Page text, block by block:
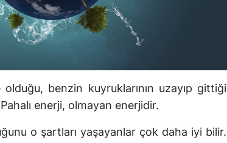
benzin kuyruklarının uzayıp gittiği
enerji, olmayan enerjidir.
o şartları yaşayanlar çok daha iyi bilir.